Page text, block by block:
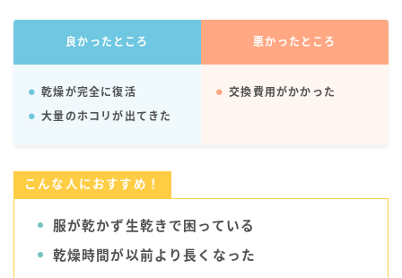
良かったところ 悪かったところ
乾燥が完全に復活
大量のホコリが出てきた
交換費用がかかった
こんな人におすすめ！
服が乾かず生乾きで困っている
乾燥時間が以前より長くなった